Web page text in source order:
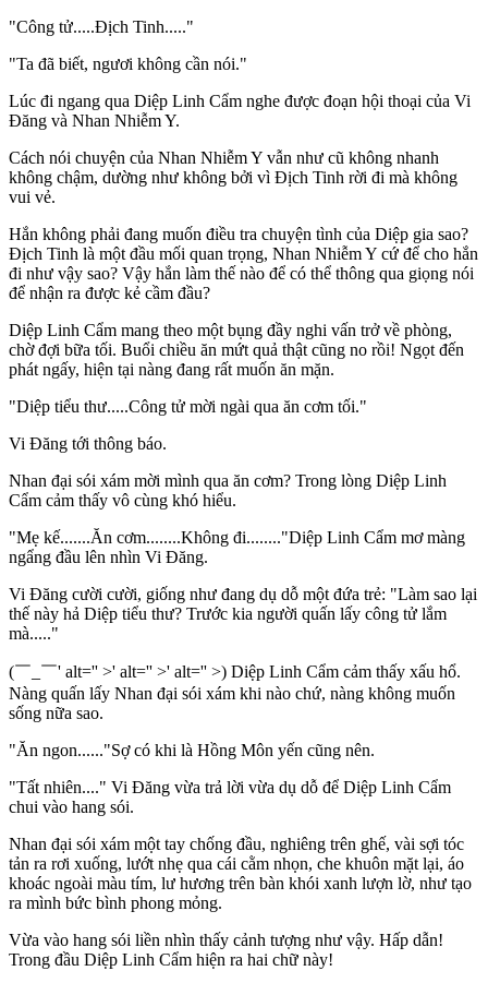
"Công tử.....Địch Tinh....."
"Ta đã biết, ngươi không cần nói."
Lúc đi ngang qua Diệp Linh Cẩm nghe được đoạn hội thoại của Vi
Đăng và Nhan Nhiễm Y.
Cách nói chuyện của Nhan Nhiễm Y vẫn như cũ không nhanh
không chậm, dường như không bởi vì Địch Tinh rời đi mà không
vui vẻ.
Hắn không phải đang muốn điều tra chuyện tình của Diệp gia sao?
Địch Tinh là một đầu mối quan trọng, Nhan Nhiễm Y cứ để cho hắn
đi như vậy sao? Vậy hắn làm thế nào để có thể thông qua giọng nói
để nhận ra được kẻ cầm đầu?
Diệp Linh Cẩm mang theo một bụng đầy nghi vấn trở về phòng,
chờ đợi bữa tối. Buổi chiều ăn mứt quả thật cũng no rồi! Ngọt đến
phát ngấy, hiện tại nàng đang rất muốn ăn mặn.
"Diệp tiểu thư.....Công tử mời ngài qua ăn cơm tối."
Vi Đăng tới thông báo.
Nhan đại sói xám mời mình qua ăn cơm? Trong lòng Diệp Linh
Cẩm cảm thấy vô cùng khó hiểu.
"Mẹ kế.......Ăn cơm........Không đi........"Diệp Linh Cẩm mơ màng
ngẩng đầu lên nhìn Vi Đăng.
Vi Đăng cười cười, giống như đang dụ dỗ một đứa trẻ: "Làm sao lại
thế này hả Diệp tiểu thư? Trước kia người quấn lấy công tử lắm
mà....."
(￣_￣' alt='' >' alt='' >' alt='' >) Diệp Linh Cẩm cảm thấy xấu hổ.
Nàng quấn lấy Nhan đại sói xám khi nào chứ, nàng không muốn
sống nữa sao.
"Ăn ngon......"Sợ có khi là Hồng Môn yến cũng nên.
"Tất nhiên...." Vi Đăng vừa trả lời vừa dụ dỗ để Diệp Linh Cẩm
chui vào hang sói.
Nhan đại sói xám một tay chống đầu, nghiêng trên ghế, vài sợi tóc
tản ra rơi xuống, lướt nhẹ qua cái cằm nhọn, che khuôn mặt lại, áo
khoác ngoài màu tím, lư hương trên bàn khói xanh lượn lờ, như tạo
ra mình bức bình phong mỏng.
Vừa vào hang sói liền nhìn thấy cảnh tượng như vậy. Hấp dẫn!
Trong đầu Diệp Linh Cẩm hiện ra hai chữ này!